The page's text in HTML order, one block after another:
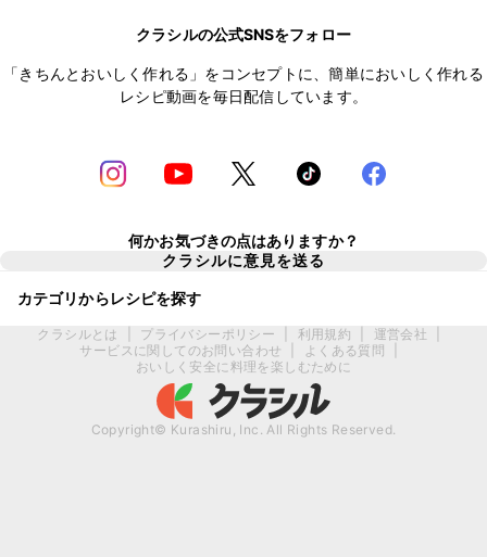
クラシルの公式SNSをフォロー
「きちんとおいしく作れる」をコンセプトに、簡単においしく作れる
レシピ動画を毎日配信しています。
何かお気づきの点はありますか？
クラシルに意見を送る
カテゴリからレシピを探す
クラシルとは プライバシーポリシー 利用規約 運営会社
サービスに関してのお問い合わせ
よくある質問
おいしく安全に料理を楽しむために
Copyright© Kurashiru, Inc. All Rights Reserved.